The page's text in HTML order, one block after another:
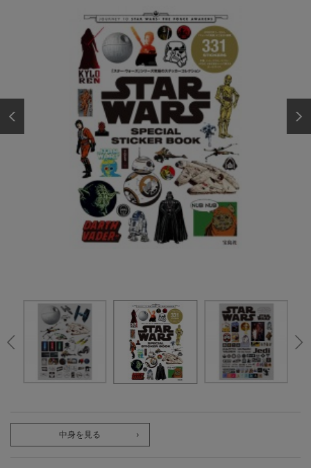
中身を見る